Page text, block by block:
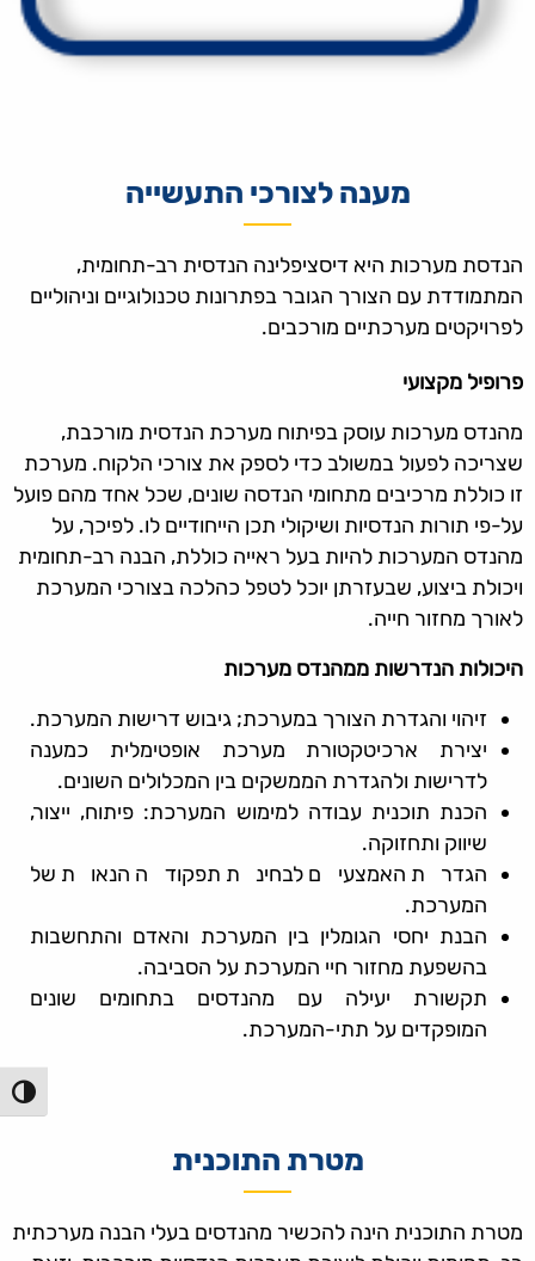
מענה לצורכי התעשייה
הנדסת מערכות היא דיסציפלינה הנדסית רב-תחומית,
המתמודדת עם הצורך הגובר בפתרונות טכנולוגיים וניהוליים
לפרויקטים מערכתיים מורכבים.
פרופיל מקצועי
מהנדס מערכות עוסק בפיתוח מערכת הנדסית מורכבת,
שצריכה לפעול במשולב כדי לספק את צורכי הלקוח. מערכת
זו כוללת מרכיבים מתחומי הנדסה שונים, שכל אחד מהם פועל
על-פי תורות הנדסיות ושיקולי תכן הייחודיים לו. לפיכך, על
מהנדס המערכות להיות בעל ראייה כוללת, הבנה רב-תחומית
ויכולת ביצוע, שבעזרתן יוכל לטפל כהלכה בצורכי המערכת
לאורך מחזור חייה.
היכולות הנדרשות ממהנדס מערכות
זיהוי והגדרת הצורך במערכת; גיבוש דרישות המערכת.
יצירת ארכיטקטורת מערכת אופטימלית כמענה
לדרישות ולהגדרת הממשקים בין המכלולים השונים.
הכנת תוכנית עבודה למימוש המערכת: פיתוח, ייצור,
שיווק ותחזוקה.
הגדרת האמצעים לבחינת תפקודה הנאות של
המערכת.
הבנת יחסי הגומלין בין המערכת והאדם והתחשבות
בהשפעת מחזור חיי המערכת על הסביבה.
תקשורת יעילה עם מהנדסים בתחומים שונים
המופקדים על תתי-המערכת.
מטרת התוכנית
מטרת התוכנית הינה להכשיר מהנדסים בעלי הבנה מערכתית